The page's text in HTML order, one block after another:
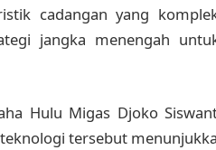
cadangan yang
jangka menengah
Hulu Migas Djoko
tersebut